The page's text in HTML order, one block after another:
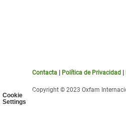
Cookie
Settings
Contacta Política de Privacidad
Copyright © 2023 Oxfam